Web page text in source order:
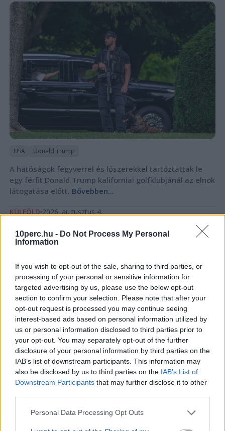
10perc.hu - Do Not Process My Personal
Information
If you wish to opt-out of the sale, sharing to third parties, or
processing of your personal or sensitive information for
targeted advertising by us, please use the below opt-out
section to confirm your selection. Please note that after your
opt-out request is processed you may continue seeing
interest-based ads based on personal information utilized by
us or personal information disclosed to third parties prior to
your opt-out. You may separately opt-out of the further
disclosure of your personal information by third parties on the
IAB’s list of downstream participants. This information may
also be disclosed by us to third parties on the IAB’s List of
Downstream Participants that may further disclose it to other
Personal Data Processing Opt Outs
USA Donald Trump
A hatóságok fegyverrel és lőszerekkel tartóztattak le
egy férfit Donald Trump kaliforniai golfklubjánál az elnök
látogatása előtt. Bővebben...
KÜLFÖLD 2026. augusztus 4.
157 embert mentett ki a parti őrség egy égő
bárkából a La Manche-csatornán